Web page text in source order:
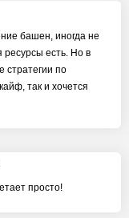
башен, иногда не
ресурсы есть. Но в
стратегии по
так и хочется
просто!